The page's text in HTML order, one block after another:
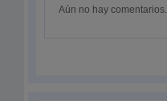
Aún no hay comentarios.